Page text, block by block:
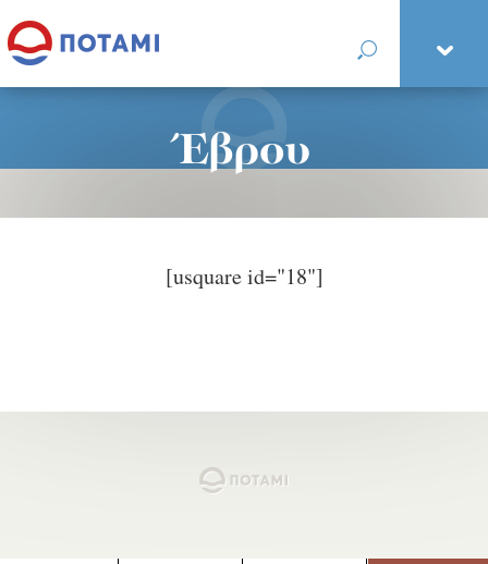
Έβρου
[usquare id="18"]